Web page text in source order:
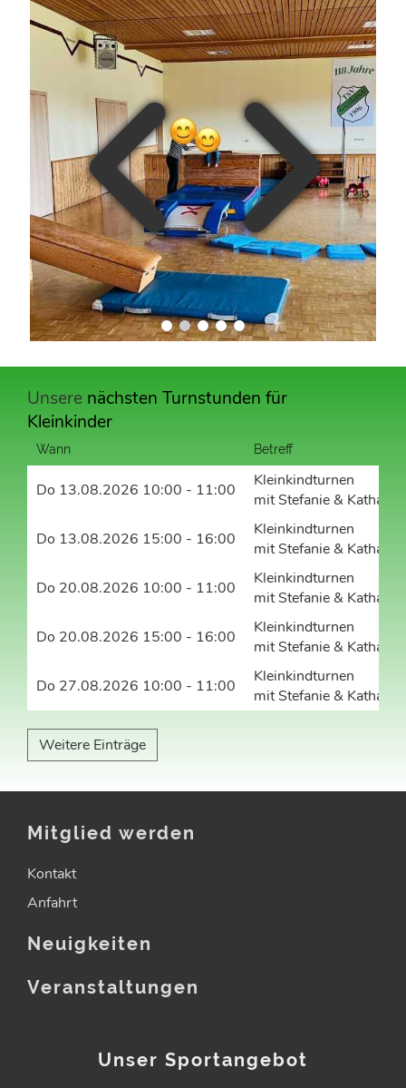
Unsere nächsten Turnstunden für
Kleinkinder
Wann Betreff
Do 13.08.2026 10:00 - 11:00
Kleinkindturnen
mit Stefanie &
Do 13.08.2026 15:00 - 16:00
Kleinkindturnen
mit Stefanie &
Do 20.08.2026 10:00 - 11:00
Kleinkindturnen
mit Stefanie &
Do 20.08.2026 15:00 - 16:00
Kleinkindturnen
mit Stefanie &
Do 27.08.2026 10:00 - 11:00
Kleinkindturnen
mit Stefanie &
Weitere Einträge
Mitglied werden
Kontakt
Anfahrt
Neuigkeiten
Veranstaltungen
Unser Sportangebot